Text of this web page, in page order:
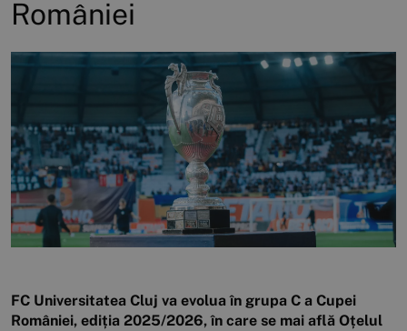
României
FC Universitatea Cluj va evolua în grupa C a Cupei
României, ediția 2025/2026, în care se mai află Oțelul